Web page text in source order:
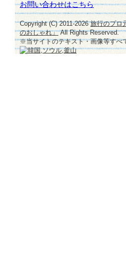
お問い合わせはこちら
Copyright (C) 2011-2026旅行のプロ
のおしゃれ」All Rights Reserved.
※当サイトのテキスト・画像等すべ